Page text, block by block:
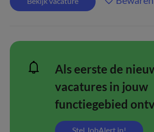
Als eerste de
vacatures in jouw
functiegebied
Stel JobAlert in!